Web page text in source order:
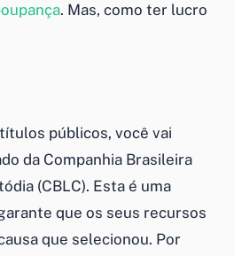
. Mas, como ter lucro
públicos, você vai
da Companhia Brasileira
(CBLC). Esta é uma
que os seus recursos
que selecionou. Por